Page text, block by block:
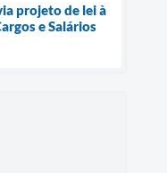
projeto de lei à
e Salários